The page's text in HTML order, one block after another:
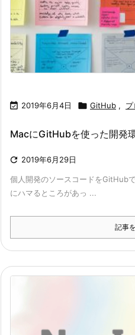
 2019年6月4日  GitHub ,
MacにGitHubを使った開発
 2019年6月29日
個人開発のソースコードをGitHub
にハマるところがあっ ...
記事